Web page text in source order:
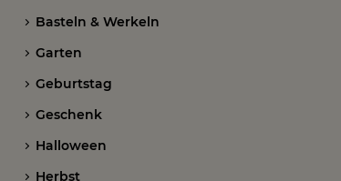
Basteln & Werkeln
Garten
Geburtstag
Geschenk
Halloween
Herbst